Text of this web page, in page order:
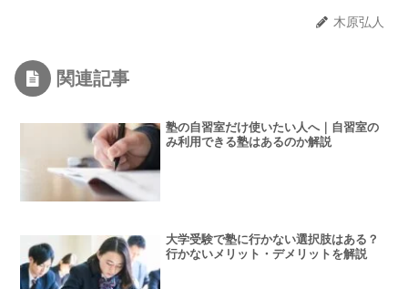
木原弘人
関連記事
塾の自習室だけ使いたい人へ｜自習室の
み利用できる塾はあるのか解説
大学受験で塾に行かない選択肢はある？
行かないメリット・デメリットを解説